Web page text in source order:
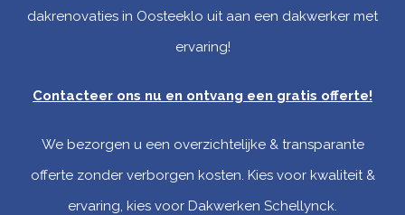
dakrenovaties in Oosteeklo uit aan een dakwerker met
ervaring!
Contacteer ons nu en ontvang een gratis offerte!
We bezorgen u een overzichtelijke & transparante
offerte zonder verborgen kosten. Kies voor kwaliteit &
ervaring, kies voor Dakwerken Schellynck.